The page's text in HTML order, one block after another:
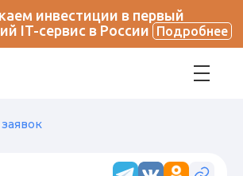
инвестиции в первый
IT-сервис в России
Подробнее